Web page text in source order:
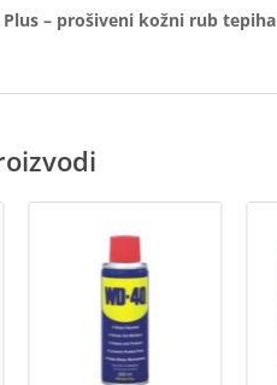
– prošiveni kožni rub tepiha